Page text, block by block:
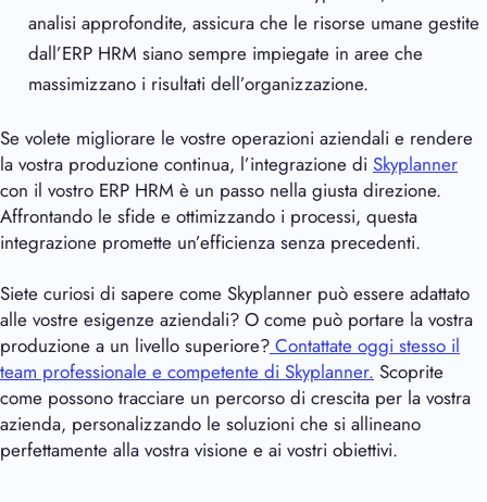
analisi approfondite, assicura che le risorse umane gestite
dall’ERP HRM siano sempre impiegate in aree che
massimizzano i risultati dell’organizzazione.
Se volete migliorare le vostre operazioni aziendali e rendere
la vostra produzione continua, l’integrazione di Skyplanner
con il vostro ERP HRM è un passo nella giusta direzione.
Affrontando le sfide e ottimizzando i processi, questa
integrazione promette un’efficienza senza precedenti.
Siete curiosi di sapere come Skyplanner può essere adattato
alle vostre esigenze aziendali? O come può portare la vostra
produzione a un livello superiore? Contattate oggi stesso il
team professionale e competente di Skyplanner. Scoprite
come possono tracciare un percorso di crescita per la vostra
azienda, personalizzando le soluzioni che si allineano
perfettamente alla vostra visione e ai vostri obiettivi.